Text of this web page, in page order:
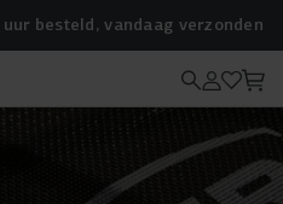
besteld, vandaag verzonden